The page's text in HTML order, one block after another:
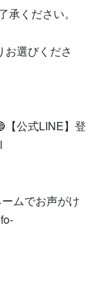
ください。
選びくださ
【公式LINE】登
ムでお声がけ